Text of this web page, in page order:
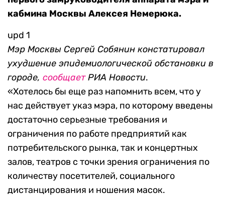
кабмина Москвы Алексея Немерюка.
upd 1
Мэр Москвы Сергей Собянин констатировал
ухудшение эпидемиологической обстановки в
городе, сообщаетРИА Новости.
«Хотелось бы еще раз напомнить всем, что у
нас действует указ мэра, по которому введены
достаточно серьезные требования и
ограничения по работе предприятий как
потребительского рынка, так и концертных
залов, театров с точки зрения ограничения по
количеству посетителей, социального
дистанцирования и ношения масок.